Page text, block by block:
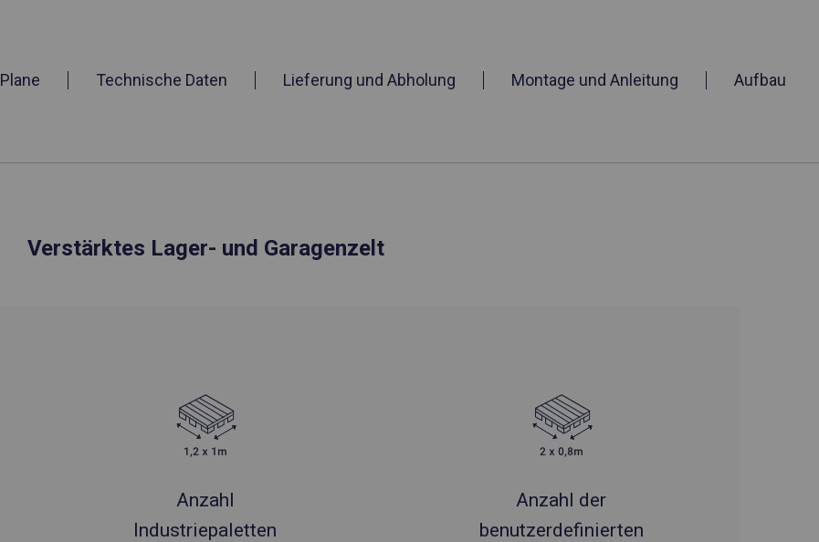
Plane Technische Daten Lieferung und Abholung Montage und Anleitung Aufbau
Verstärktes Lager- und Garagenzelt
Anzahl
Industriepaletten
Anzahl der
benutzerdefinierten